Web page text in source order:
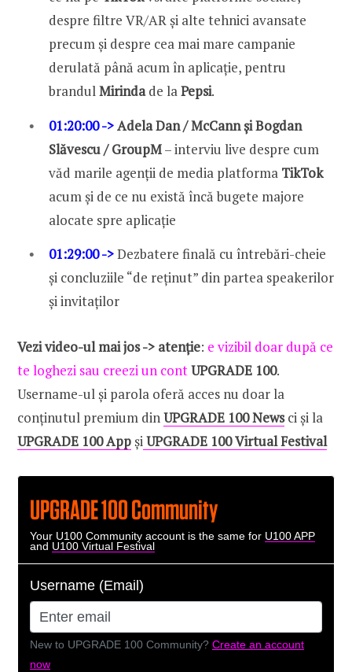
despre filtre VR/AR și alte tehnici avansate
precum și despre cea mai mare campanie
derulată până acum în aplicație, pentru
brandulMirindade laPepsi.
01:20:00 ->Adela Dan / McCann și Bogdan
Slăvescu / GroupM– interviu live despre cum
văd marile agenții de media platforma TikTok
acum și de ce nu există încă bugete majore
alocate spre aplicație
01:29:00 ->Dezbatere finală cu întrebări-cheie
și concluziile “de reținut” din partea speakerilor
și invitaților
Vezi video-ul mai jos -> atenție: e vizibil doar după ce
te loghezi sau creezi un contUPGRADE 100.
Username-ul și parola oferă acces nu doar la
conținutul premium dinUPGRADE 100 Newsci și la
UPGRADE 100 AppșiUPGRADE 100 Virtual Festival
UPGRADE 100 Community
Your U100 Community account is the same for U100 APP
and U100 Virtual Festival
Username (Email)
New to UPGRADE 100 Community? Create an account
now